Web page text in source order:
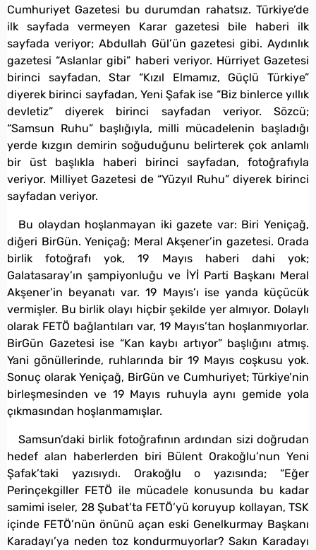
Cumhuriyet Gazetesi bu durumdan rahatsız. Türkiye’de
ilk sayfada vermeyen Karar gazetesi bile haberi ilk
sayfada veriyor; Abdullah Gül’ün gazetesi gibi. Aydınlık
gazetesi “Aslanlar gibi” haberi veriyor. Hürriyet Gazetesi
birinci sayfadan, Star “Kızıl Elmamız, Güçlü Türkiye”
diyerek birinci sayfadan, Yeni Şafak ise “Biz binlerce yıllık
devletiz” diyerek birinci sayfadan veriyor. Sözcü;
“Samsun Ruhu” başlığıyla, milli mücadelenin başladığı
yerde kızgın demirin soğuduğunu belirterek çok anlamlı
bir üst başlıkla haberi birinci sayfadan, fotoğrafıyla
veriyor. Milliyet Gazetesi de “Yüzyıl Ruhu” diyerek birinci
sayfadan veriyor.
Bu olaydan hoşlanmayan iki gazete var: Biri Yeniçağ,
diğeri BirGün. Yeniçağ; Meral Akşener’in gazetesi. Orada
birlik fotoğrafı yok, 19 Mayıs haberi dahi yok;
Galatasaray’ın şampiyonluğu ve İYİ Parti Başkanı Meral
Akşener’in beyanatı var. 19 Mayıs’ı ise yanda küçücük
vermişler. Bu birlik olayı hiçbir şekilde yer almıyor. Dolaylı
olarak FETÖ bağlantıları var, 19 Mayıs’tan hoşlanmıyorlar.
BirGün Gazetesi ise “Kan kaybı artıyor” başlığını atmış.
Yani gönüllerinde, ruhlarında bir 19 Mayıs coşkusu yok.
Sonuç olarak Yeniçağ, BirGün ve Cumhuriyet; Türkiye’nin
birleşmesinden ve 19 Mayıs ruhuyla aynı gemide yola
çıkmasından hoşlanmamışlar.
Samsun’daki birlik fotoğrafının ardından sizi doğrudan
hedef alan haberlerden biri Bülent Orakoğlu’nun Yeni
Şafak’taki yazısıydı. Orakoğlu o yazısında; “Eğer
Perinçekgiller FETÖ ile mücadele konusunda bu kadar
samimi iseler, 28 Şubat’ta FETÖ’yü koruyup kollayan, TSK
içinde FETÖ’nün önünü açan eski Genelkurmay Başkanı
Karadayı’ya neden toz kondurmuyorlar? Sakın Karadayı